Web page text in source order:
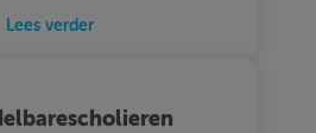
Lees verder